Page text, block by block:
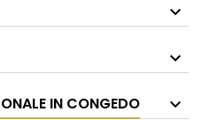
IN CONGEDO